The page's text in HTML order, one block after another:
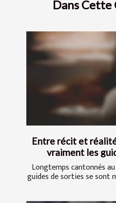
Dans Cette
Entre récit et
vraiment les
Longtemps cantonnés
guides de sorties se sont